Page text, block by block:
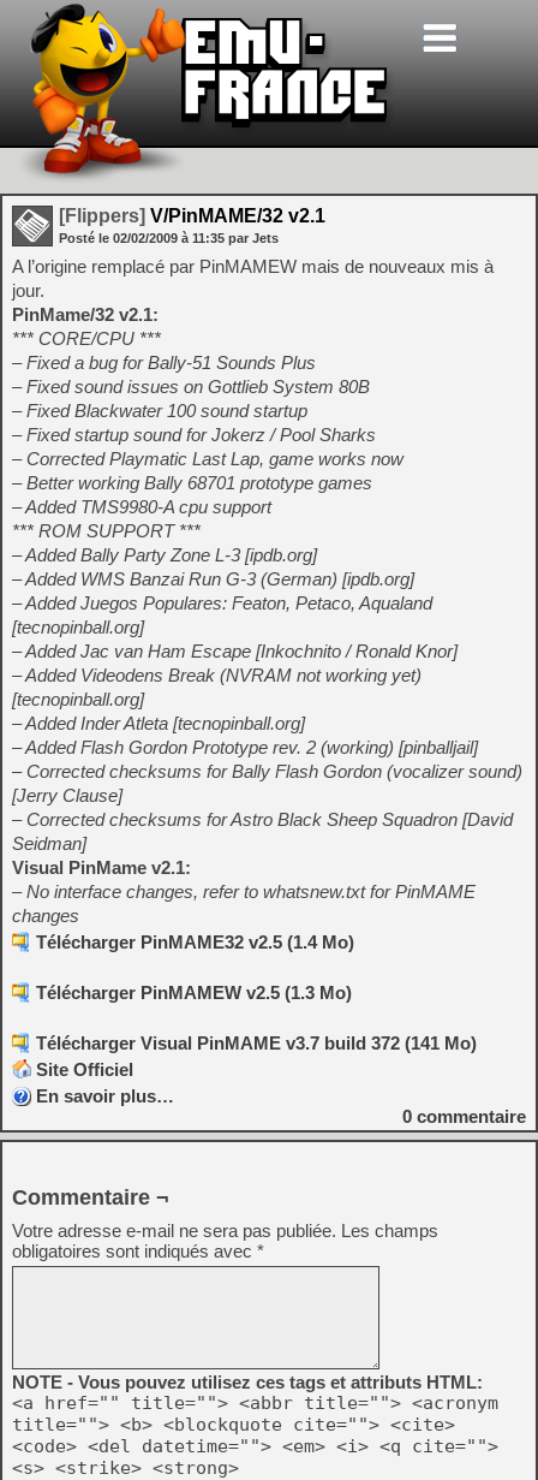
[Flippers] V/PinMAME/32 v2.1
Posté le 02/02/2009 à 11:35 par Jets
A l’origine remplacé par PinMAMEW mais de nouveaux mis à
jour.
PinMame/32 v2.1:
*** CORE/CPU ***
– Fixed a bug for Bally-51 Sounds Plus
– Fixed sound issues on Gottlieb System 80B
– Fixed Blackwater 100 sound startup
– Fixed startup sound for Jokerz / Pool Sharks
– Corrected Playmatic Last Lap, game works now
– Better working Bally 68701 prototype games
– Added TMS9980-A cpu support
*** ROM SUPPORT ***
– Added Bally Party Zone L-3 [ipdb.org]
– Added WMS Banzai Run G-3 (German) [ipdb.org]
– Added Juegos Populares: Featon, Petaco, Aqualand
[tecnopinball.org]
– Added Jac van Ham Escape [Inkochnito / Ronald Knor]
– Added Videodens Break (NVRAM not working yet)
[tecnopinball.org]
– Added Inder Atleta [tecnopinball.org]
– Added Flash Gordon Prototype rev. 2 (working) [pinballjail]
– Corrected checksums for Bally Flash Gordon (vocalizer sound)
[Jerry Clause]
– Corrected checksums for Astro Black Sheep Squadron [David
Seidman]
Visual PinMame v2.1:
– No interface changes, refer to whatsnew.txt for PinMAME
changes
Télécharger PinMAME32 v2.5 (1.4 Mo)
Télécharger PinMAMEW v2.5 (1.3 Mo)
Télécharger Visual PinMAME v3.7 build 372 (141 Mo)
Site Officiel
En savoir plus…
0 commentaire
Commentaire ¬
Votre adresse e-mail ne sera pas publiée. Les champs
obligatoires sont indiqués avec *
NOTE - Vous pouvez utilisez ces tags et attributs HTML:
<a href="" title=""> <abbr title=""> <acronym
title=""> <b> <blockquote cite=""> <cite>
<code> <del datetime=""> <em> <i> <q cite="">
<s> <strike> <strong>